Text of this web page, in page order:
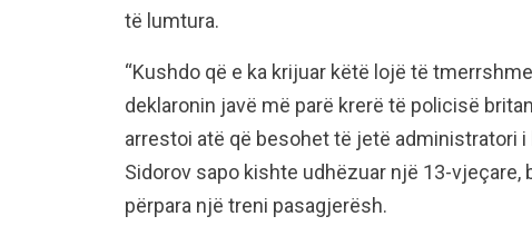
të lumtura.
“Kushdo që e ka krijuar këtë lojë të
deklaronin javë më parë krerë të policisë
arrestoi atë që besohet të jetë administratori
Sidorov sapo kishte udhëzuar një 13-
përpara një treni pasagjerësh.